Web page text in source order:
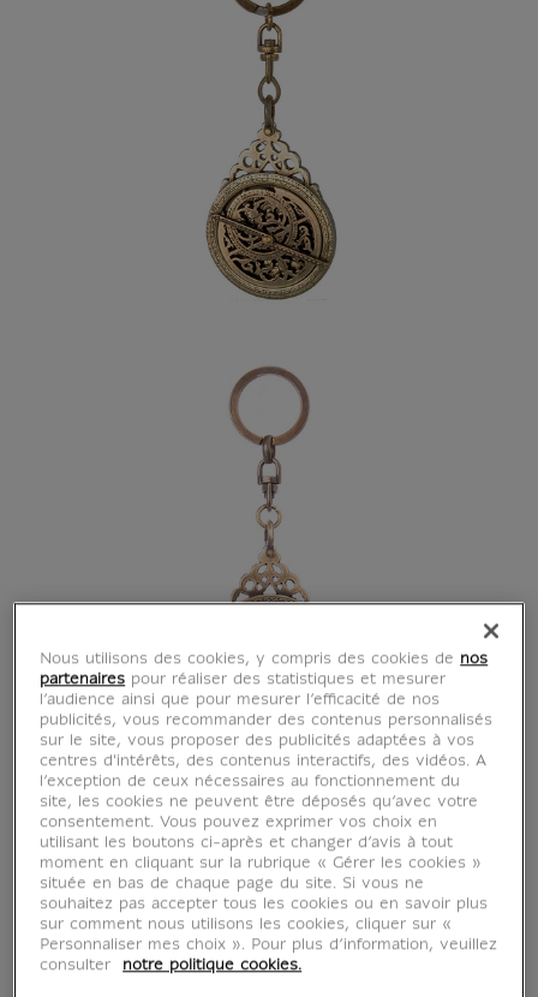
Porte-clés Astrolabe
Oriental
CB590273
Nous utilisons des cookies, y compris des cookies de nos
partenaires pour réaliser des statistiques et mesurer
l’audience ainsi que pour mesurer l’efficacité de nos
publicités, vous recommander des contenus personnalisés
sur le site, vous proposer des publicités adaptées à vos
centres d'intérêts, des contenus interactifs, des vidéos. A
l’exception de ceux nécessaires au fonctionnement du
site, les cookies ne peuvent être déposés qu’avec votre
consentement. Vous pouvez exprimer vos choix en
utilisant les boutons ci-après et changer d’avis à tout
moment en cliquant sur la rubrique « Gérer les cookies »
située en bas de chaque page du site. Si vous ne
souhaitez pas accepter tous les cookies ou en savoir plus
sur comment nous utilisons les cookies, cliquer sur «
Personnaliser mes choix ». Pour plus d’information, veuillez
consulter
notre politique cookies.